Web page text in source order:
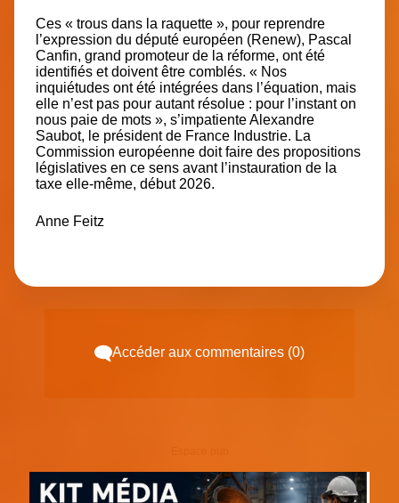
Ces « trous dans la raquette », pour reprendre
l’expression du député européen (Renew), Pascal
Canfin, grand promoteur de la réforme, ont été
identifiés et doivent être comblés. « Nos
inquiétudes ont été intégrées dans l’équation, mais
elle n’est pas pour autant résolue : pour l’instant on
nous paie de mots », s’impatiente Alexandre
Saubot, le président de France Industrie. La
Commission européenne doit faire des propositions
législatives en ce sens avant l’instauration de la
taxe elle-même, début 2026.
Anne Feitz
Accéder aux commentaires (0)